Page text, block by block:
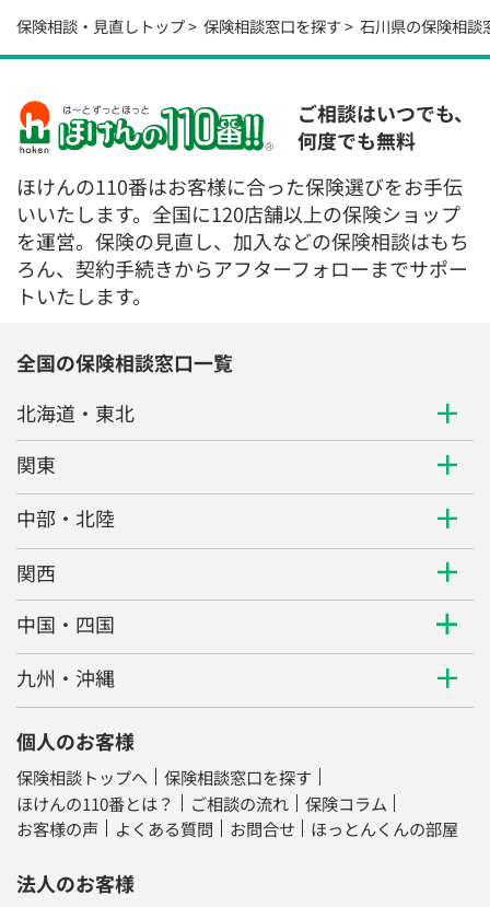
保険相談・見直しトップ 保険相談窓口を探す 石川県の保険相談
ご相談はいつでも、
何度でも無料
ほけんの110番はお客様に合った保険選びをお手伝
いいたします。全国に120店舗以上の保険ショップ
を運営。保険の見直し、加入などの保険相談はもち
ろん、契約手続きからアフターフォローまでサポー
トいたします。
全国の保険相談窓口一覧
北海道・東北
関東
中部・北陸
関西
中国・四国
九州・沖縄
個人のお客様
保険相談トップへ
保険相談窓口を探す
ほけんの110番とは？
ご相談の流れ
保険コラム
お客様の声
よくある質問 お問合せ ほっとんくんの部屋
法人のお客様